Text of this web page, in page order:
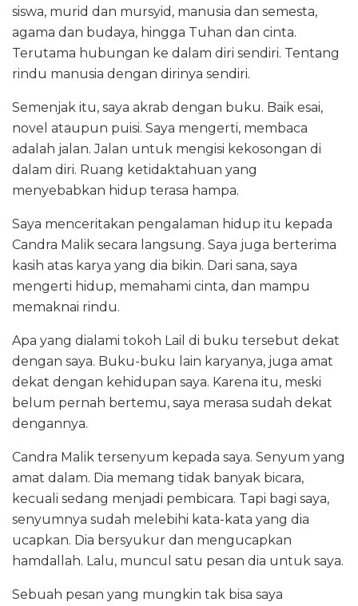
siswa, murid dan mursyid, manusia dan semesta,
agama dan budaya, hingga Tuhan dan cinta.
Terutama hubungan ke dalam diri sendiri. Tentang
rindu manusia dengan dirinya sendiri.
Semenjak itu, saya akrab dengan buku. Baik esai,
novel ataupun puisi. Saya mengerti, membaca
adalah jalan. Jalan untuk mengisi kekosongan di
dalam diri. Ruang ketidaktahuan yang
menyebabkan hidup terasa hampa.
Saya menceritakan pengalaman hidup itu kepada
Candra Malik secara langsung. Saya juga berterima
kasih atas karya yang dia bikin. Dari sana, saya
mengerti hidup, memahami cinta, dan mampu
memaknai rindu.
Apa yang dialami tokoh Lail di buku tersebut dekat
dengan saya. Buku-buku lain karyanya, juga amat
dekat dengan kehidupan saya. Karena itu, meski
belum pernah bertemu, saya merasa sudah dekat
dengannya.
Candra Malik tersenyum kepada saya. Senyum yang
amat dalam. Dia memang tidak banyak bicara,
kecuali sedang menjadi pembicara. Tapi bagi saya,
senyumnya sudah melebihi kata-kata yang dia
ucapkan. Dia bersyukur dan mengucapkan
hamdallah. Lalu, muncul satu pesan dia untuk saya.
Sebuah pesan yang mungkin tak bisa saya